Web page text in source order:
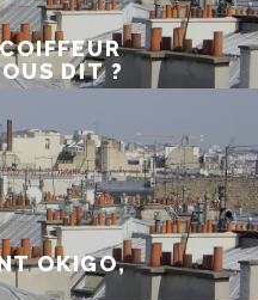
DIT ?
OKIGO,